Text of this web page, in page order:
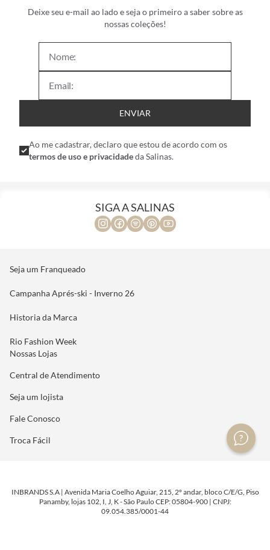
Deixe seu e-mail ao lado e seja o primeiro a saber sobre as
nossas coleções!
ENVIAR
Ao me cadastrar, declaro que estou de acordo com os
termos de uso e privacidadeda Salinas.
SIGA A SALINAS
Seja um Franqueado
Campanha Aprés-ski - Inverno 26
Historia da Marca
Rio Fashion Week
Nossas Lojas
Central de Atendimento
Seja um lojista
Fale Conosco
Troca Fácil
INBRANDS S.A | Avenida Maria Coelho Aguiar, 215, 2º andar, bloco C/E/G, Piso
Panamby, lojas 102, I, J, K - São Paulo CEP: 05804-900 | CNPJ:
09.054.385/0001-44